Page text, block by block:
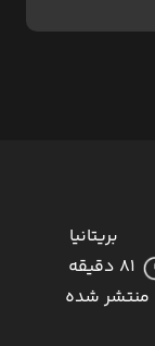
بریتانیا
81 دقیقه
منتشر شده